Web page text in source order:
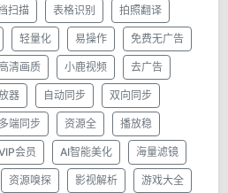
扫描 表格识别 拍照翻译
轻量化 易操作 免费无广告
清画质 小鹿视频 去广告
器 自动同步 双向同步
多端同步 资源全 播放稳
会员 AI智能美化 海量滤镜
资源嗅探 影视解析 游戏大全